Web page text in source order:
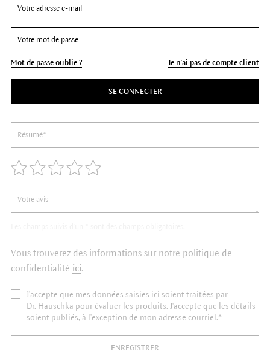
Mot de passe oublié ? Je n'ai pas de compte client
SE CONNECTER
Vous trouverez des informations sur notre politique de
confidentialité ici.
J'accepte que mes données saisies ici soient traitées par
Dr. Hauschka pour évaluer les produits. J'accepte que les détails
soient publiés, à l'exception de mon adresse courriel.*
ENREGISTRER